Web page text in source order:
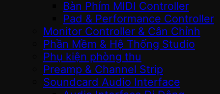
Bàn Phím MIDI Controller
Pad & Performance Controller
Monitor Controller & Cân Chỉnh
Phần Mềm & Hệ Thống Studio
Phụ kiện phòng thu
Preamp & Channel Strip
Soundcard Audio Interface